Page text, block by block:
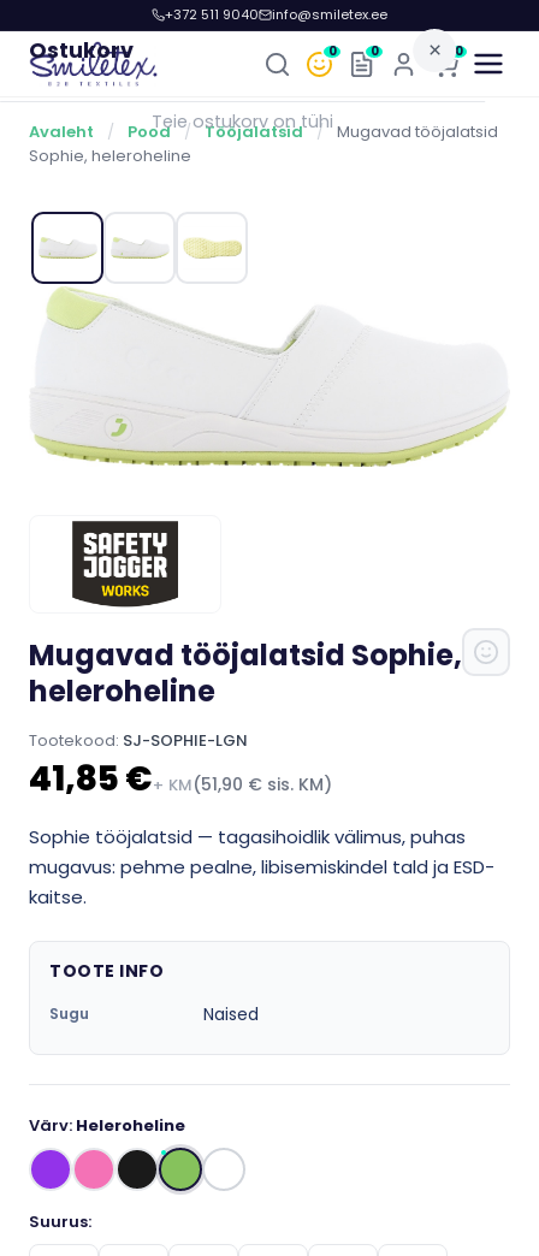
+372 511 9040 info@smiletex.ee
0 0 0
Avaleht / Pood / Tööjalatsid /
Mugavad tööjalatsid
Sophie, heleroheline
Mugavad tööjalatsid Sophie,
heleroheline
Tootekood: SJ-SOPHIE-LGN
41,85 €+ KM(51,90 € sis. KM)
Sophie tööjalatsid — tagasihoidlik välimus, puhas
mugavus: pehme pealne, libisemiskindel tald ja ESD-
kaitse.
TOOTE INFO
Sugu Naised
Värv: Heleroheline
Suurus:
Ostukorv ×
Teie ostukorv on tühi